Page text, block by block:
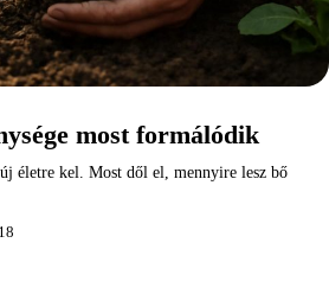
most formálódik
életre kel. Most dől el, mennyire lesz bő